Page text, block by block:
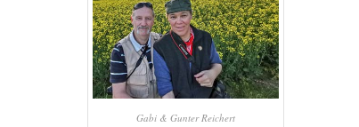
Gabi & Gunter Reichert